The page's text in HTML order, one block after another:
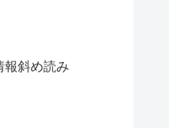
報斜め読み